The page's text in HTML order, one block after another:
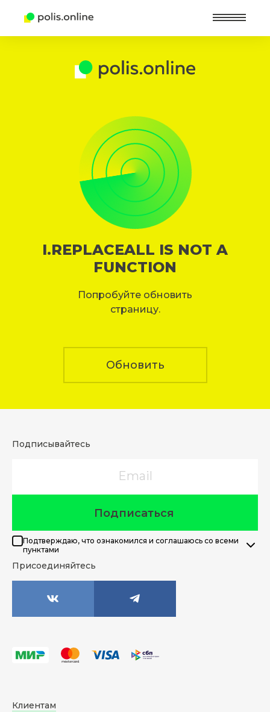
I.REPLACEALL IS NOT A
FUNCTION
Попробуйте обновить
страницу.
Обновить
Подписывайтесь
Подписаться
Подтверждаю, что ознакомился и соглашаюсь со всеми
пунктами
Присоединяйтесь
Клиентам